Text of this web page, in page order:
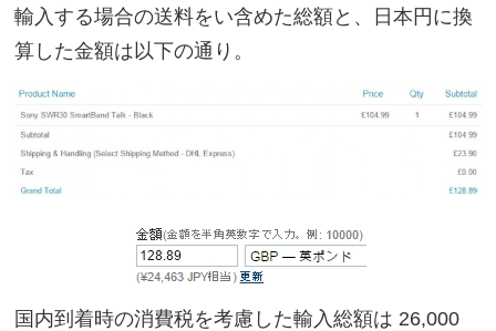
輸入する場合の送料をい含めた総額と、日本円に換
算した金額は以下の通り。
国内到着時の消費税を考慮した輸入総額は 26,000